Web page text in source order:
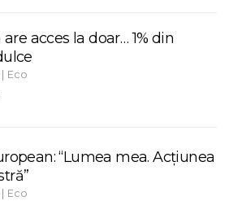
acces la doar… 1% din
| Eco
“Lumea mea. Acțiunea
| Eco